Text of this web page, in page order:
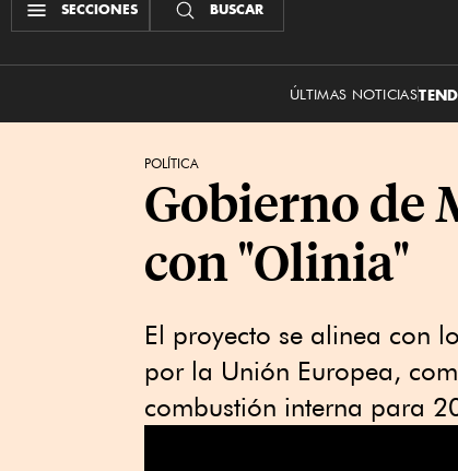
SECCIONES BUSCAR
ÚLTIMAS NOTICIAS
POLÍTICA
Gobierno de
con "Olinia"
El proyecto se alinea con
por la Unión Europea,
combustión interna para